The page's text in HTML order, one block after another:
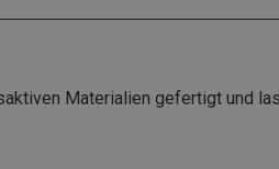
Materialien gefertigt und